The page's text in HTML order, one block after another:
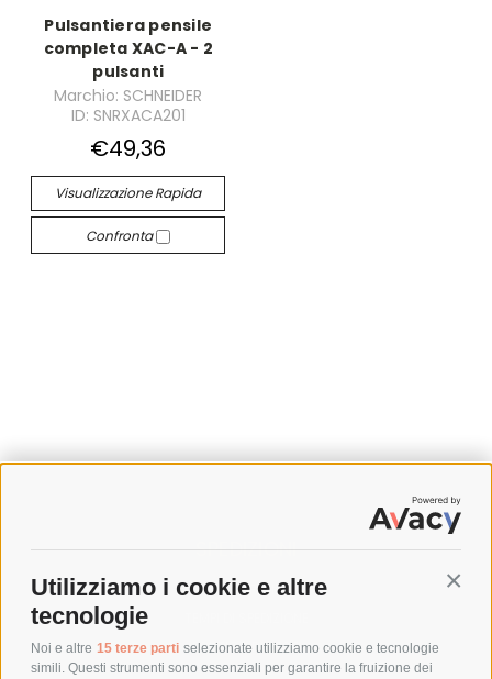
Utilizziamo i cookie e altre
tecnologie
Noi e altre 15 terze parti selezionate utilizziamo cookie e tecnologie
simili. Questi strumenti sono essenziali per garantire la fruizione dei
Pulsantiera pensile
completa XAC-A - 2
pulsanti
Marchio: SCHNEIDER
ID: SNRXACA201
€49,36
Visualizzazione Rapida
Confronta
SPEDIZIONI
COSTI DI SPEDIZIONE
POLITICA DI RESO